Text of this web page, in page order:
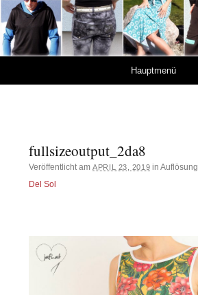
Hauptmenü
fullsizeoutput_2da8
Veröffentlicht amAPRIL 23, 2019 in Auflösung
Del Sol